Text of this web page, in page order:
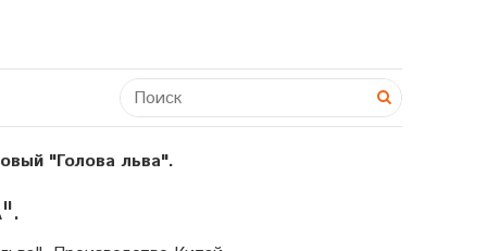
"Голова льва".